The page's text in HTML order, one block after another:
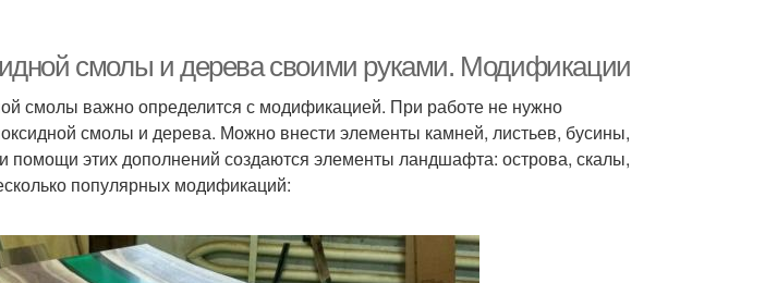
смолы и дерева своими руками. Модификации
смолы важно определится с модификацией. При работе не нужно
смолы и дерева. Можно внести элементы камней, листьев, бусины,
помощи этих дополнений создаются элементы ландшафта: острова, скалы,
популярных модификаций: